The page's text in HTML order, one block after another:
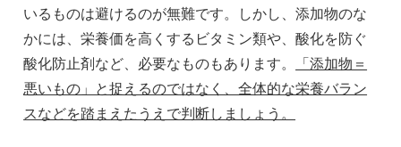
いるものは避けるのが無難です。しかし、添加物のな
かには、栄養価を高くするビタミン類や、酸化を防ぐ
酸化防止剤など、必要なものもあります。
「添加物＝
悪いもの」と捉えるのではなく、全体的な栄養バラン
スなどを踏まえたうえで判断しましょう。